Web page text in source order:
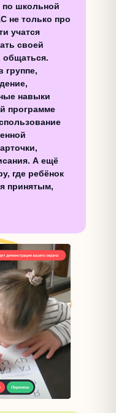
школьной
не только про
учатся
своей
общаться.
группе,
навыки
программе
А ещё
где ребёнок
принятым,